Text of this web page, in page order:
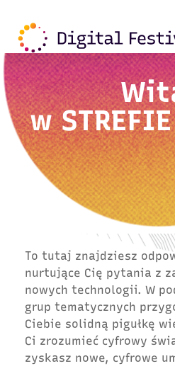
w
To tutaj znajdziesz
nurtujące Cię pytania z
nowych technologii. W
grup tematycznych
Ciebie solidną pigułkę
Ci zrozumieć cyfrowy
zyskasz nowe, cyfrowe